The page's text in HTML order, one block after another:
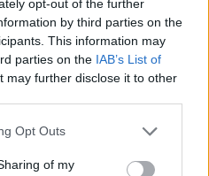
opt-out of the further
by third parties on the
This information may
parties on the IAB’s List of
may further disclose it to other
uses one or more Google
behaviour. You may click to
Opt Outs
of my